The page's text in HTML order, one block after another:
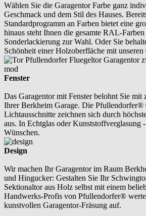
Wählen Sie die Garagentor Farbe ganz
Geschmack und dem Stil des Hauses.
Standardprogramm an Farben bietet eine
hinaus steht Ihnen die gesamte RAL-Farben
Sonderlackierung zur Wahl. Oder Sie
Schönheit einer Holzoberfläche mit unseren
Fenster
Das Garagentor mit Fenster belohnt Sie mit
Ihrer Berkheim Garage. Die Pfullendorfer®
Lichtausschnitte zeichnen sich durch
aus. In Echtglas oder Kunststoffverglasung
Wünschen.
Design
Wir machen Ihr Garagentor im Raum
und Hingucker: Gestalten Sie Ihr
Sektionaltor aus Holz selbst mit einem
Handwerks-Profis von Pfullendorfer®
kunstvollen Garagentor-Fräsung auf.